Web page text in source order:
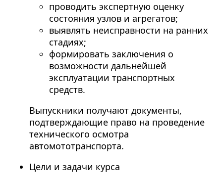
проводить экспертную оценку
состояния узлов и агрегатов;
выявлять неисправности на ранних
стадиях;
формировать заключения о
возможности дальнейшей
эксплуатации транспортных
средств.
Выпускники получают документы,
подтверждающие право на проведение
технического осмотра
автомототранспорта.
Цели и задачи курса